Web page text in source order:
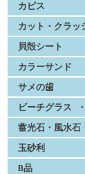
カピス
カット・クラッ
貝殻シート
カラーサンド
サメの歯
ビーチグラス
蓄光石・風水石
玉砂利
B品